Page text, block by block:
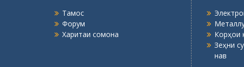
g
Тамос
Форум
Харитаи сомона
Корҳои
Зеҳни
нав